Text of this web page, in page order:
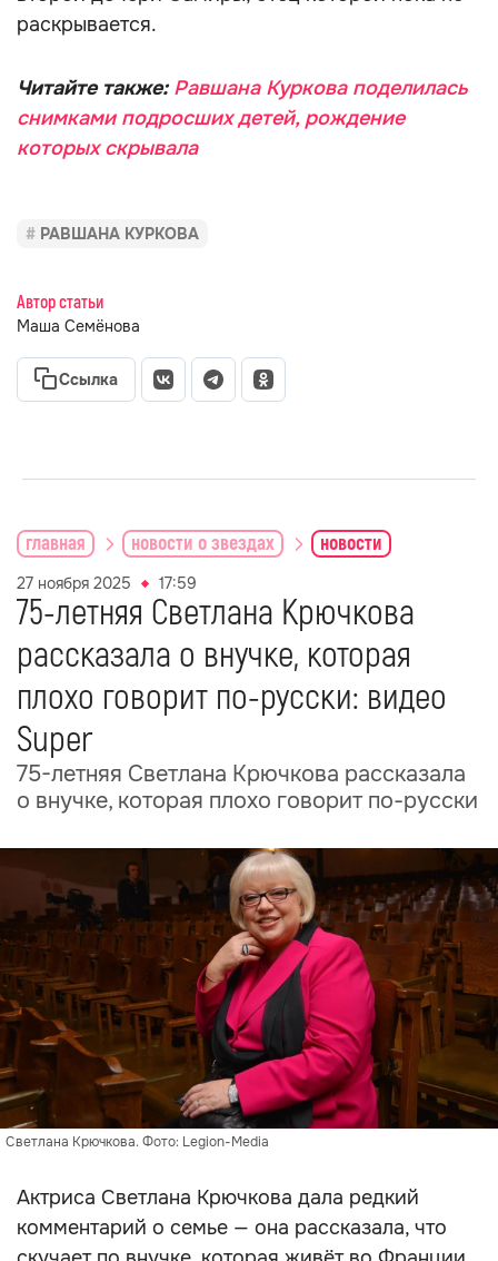
раскрывается.
Читайте также: Равшана Куркова поделилась
снимками подросших детей, рождение
которых скрывала
РАВШАНА КУРКОВА
Автор статьи
Маша Семёнова
Ссылка
главная новости о звездах новости
27 ноября 2025 17:59
75-летняя Светлана Крючкова
рассказала о внучке, которая
плохо говорит по-русски: видео
Super
75-летняя Светлана Крючкова рассказала
о внучке, которая плохо говорит по-русски
Светлана Крючкова. Фото: Legion-Media
Актриса Светлана Крючкова дала редкий
комментарий о семье — она рассказала, что